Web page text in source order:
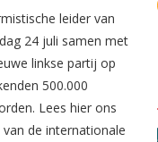
leider van
24 juli samen met
linkse partij op
500.000
Lees hier ons
de internationale